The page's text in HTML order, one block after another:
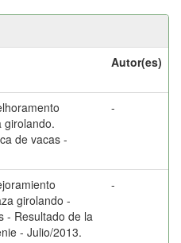
Autor(es)
girolando.
de vacas -
-
girolando -
- Resultado de la
- Julio/2013.
-